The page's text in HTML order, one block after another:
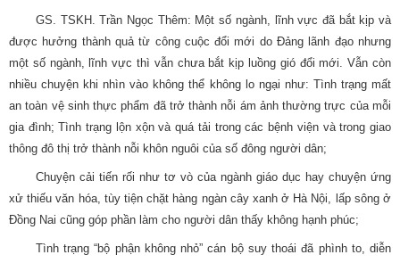
GS. TSKH. Trần Ngọc Thêm: Một số ngành, lĩnh vực đã bắt kịp và
được hưởng thành quả từ công cuộc đổi mới do Đảng lãnh đạo nhưng
một số ngành, lĩnh vực thì vẫn chưa bắt kịp luồng gió đổi mới. Vẫn còn
nhiều chuyện khi nhìn vào không thể không lo ngại như: Tình trạng mất
an toàn vệ sinh thực phẩm đã trở thành nỗi ám ảnh thường trực của mỗi
gia đình; Tình trạng lộn xộn và quá tải trong các bệnh viện và trong giao
thông đô thị trở thành nỗi khôn nguôi của số đông người dân;
Chuyện cải tiến rối như tơ vò của ngành giáo dục hay chuyện ứng
xử thiếu văn hóa, tùy tiện chặt hàng ngàn cây xanh ở Hà Nội, lấp sông ở
Đồng Nai cũng góp phần làm cho người dân thấy không hạnh phúc;
Tình trạng “bộ phận không nhỏ” cán bộ suy thoái đã phình to, diễn